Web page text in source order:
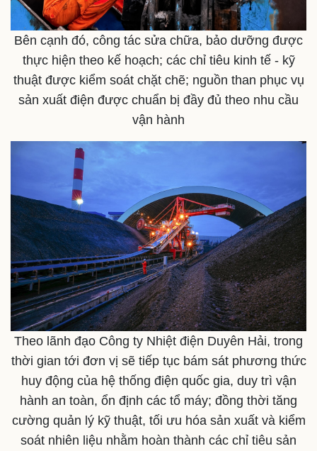
Doanh nghiệp
Thông tin doanh nghiệp
Doanh nghiệp 24h
Doanh nhân
Vì cộng đồng
Công nghệ
Sành điệu
Tin Công nghệ
Trải nghiệm
Chuyển đổi số
Bên cạnh đó, công tác sửa chữa, bảo dưỡng được
thực hiện theo kế hoạch; các chỉ tiêu kinh tế - kỹ
thuật được kiểm soát chặt chẽ; nguồn than phục vụ
sản xuất điện được chuẩn bị đầy đủ theo nhu cầu
vận hành
Theo lãnh đạo Công ty Nhiệt điện Duyên Hải, trong
thời gian tới đơn vị sẽ tiếp tục bám sát phương thức
huy động của hệ thống điện quốc gia, duy trì vận
hành an toàn, ổn định các tổ máy; đồng thời tăng
cường quản lý kỹ thuật, tối ưu hóa sản xuất và kiểm
soát nhiên liệu nhằm hoàn thành các chỉ tiêu sản